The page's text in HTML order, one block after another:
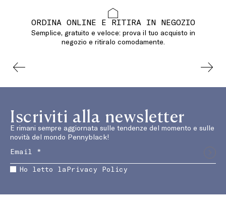
ORDINA ONLINE E RITIRA IN NEGOZIO
Semplice, gratuito e veloce: prova il tuo acquisto in
negozio e ritiralo comodamente.
Iscriviti alla newsletter
E rimani sempre aggiornata sulle tendenze del momento e sulle
novità del mondo Pennyblack!
Ho letto laPrivacy Policy